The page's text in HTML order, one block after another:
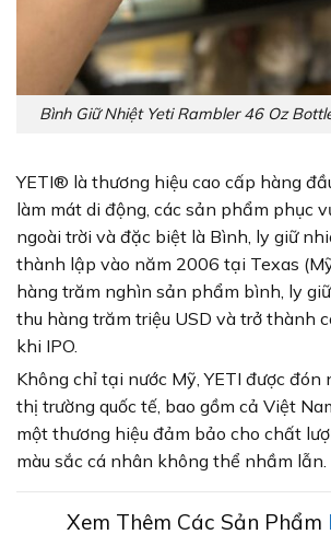
Bình Giữ Nhiệt Yeti Rambler 46 Oz
YETI®️ là thương hiệu cao cấp hàng
làm mát di động, các sản phẩm phục
ngoài trời và đặc biệt là Bình, ly giữ
thành lập vào năm 2006 tại Texas
hàng trăm nghìn sản phẩm bình, ly
thu hàng trăm triệu USD và trở thành
khi IPO.
Không chỉ tại nước Mỹ, YETI được
thị trường quốc tế, bao gồm cả Việt
một thương hiệu đảm bảo cho chất
màu sắc cá nhân không thể nhầm lẫn.
Xem Thêm Các Sản Phẩm